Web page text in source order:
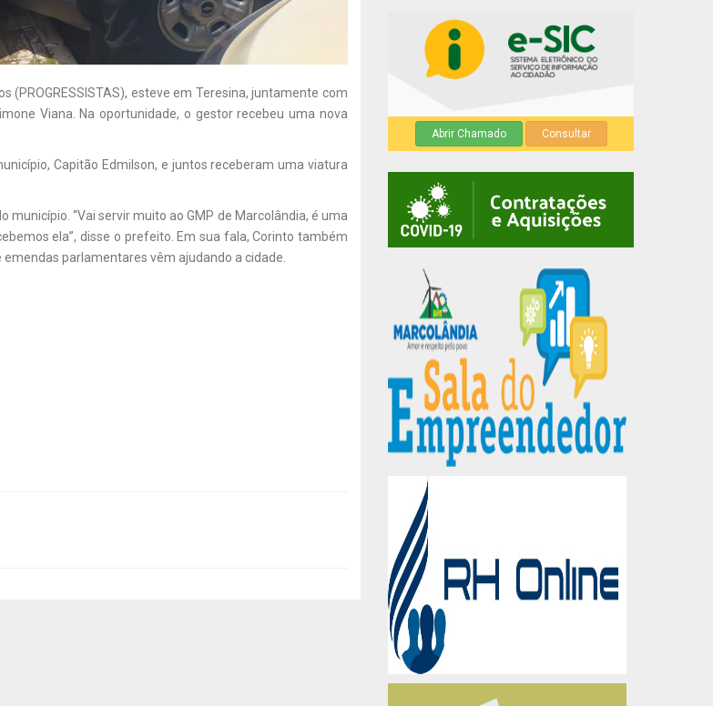
esteve em Teresina, juntamente com
Viana. Na oportunidade, o gestor recebeu uma nova
Capitão Edmilson, e juntos receberam uma viatura
“Vai servir muito ao GMP de Marcolândia, é uma
ela”, disse o prefeito. Em sua fala, Corinto também
parlamentares vêm ajudando a cidade.
Abrir Chamado Consultar